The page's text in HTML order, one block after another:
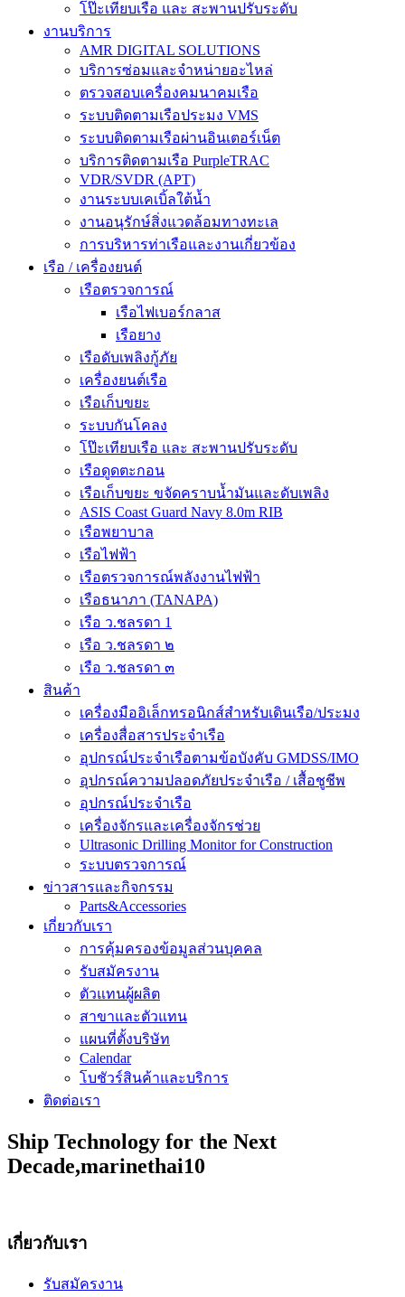
โป๊ะเทียบเรือ และ สะพานปรับระดับ
งานบริการ
AMR DIGITAL SOLUTIONS
บริการซ่อมและจำหน่ายอะไหล่
ตรวจสอบเครื่องคมนาคมเรือ
ระบบติดตามเรือประมง VMS
ระบบติดตามเรือผ่านอินเตอร์เน็ต
บริการติดตามเรือ PurpleTRAC
VDR/SVDR (APT)
งานระบบเคเบิ้ลใต้น้ำ
งานอนุรักษ์สิ่งแวดล้อมทางทะเล
การบริหารท่าเรือและงานเกี่ยวข้อง
เรือ / เครื่องยนต์
เรือตรวจการณ์
เรือไฟเบอร์กลาส
เรือยาง
เรือดับเพลิงกู้ภัย
เครื่องยนต์เรือ
เรือเก็บขยะ
ระบบกันโคลง
โป๊ะเทียบเรือ และ สะพานปรับระดับ
เรือดูดตะกอน
เรือเก็บขยะ ขจัดคราบน้ำมันและดับเพลิง
ASIS Coast Guard Navy 8.0m RIB
เรือพยาบาล
เรือไฟฟ้า
เรือตรวจการณ์พลังงานไฟฟ้า
เรือธนาภา (TANAPA)
เรือ ว.ชลรดา 1
เรือ ว.ชลรดา ๒
เรือ ว.ชลรดา ๓
สินค้า
เครื่องมืออิเล็กทรอนิกส์สำหรับเดินเรือ/ประมง
เครื่องสื่อสารประจำเรือ
อุปกรณ์ประจำเรือตามข้อบังคับ GMDSS/IMO
อุปกรณ์ความปลอดภัยประจำเรือ / เสื้อชูชีพ
อุปกรณ์ประจำเรือ
เครื่องจักรและเครื่องจักรช่วย
Ultrasonic Drilling Monitor for Construction
ระบบตรวจการณ์
ข่าวสารและกิจกรรม
Parts&Accessories
เกี่ยวกับเรา
การคุ้มครองข้อมูลส่วนบุคคล
รับสมัครงาน
ตัวแทนผู้ผลิต
สาขาและตัวแทน
แผนที่ตั้งบริษัท
Calendar
โบชัวร์สินค้าและบริการ
ติดต่อเรา
Ship Technology for the Next
Decade,marinethai10
เกี่ยวกับเรา
รับสมัครงาน